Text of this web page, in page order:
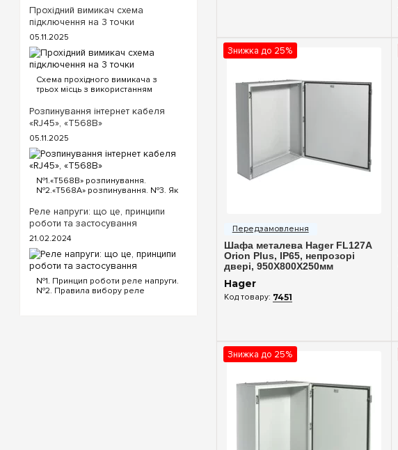
Знижка до 25%
Шафа металева Hager FL127A
Orion Plus, IP65, непрозорі
двері, 950X800X250мм
Hager
7451
Знижка до 25%
Прохідний вимикач схема
підключення на 3 точки
05.11.2025
Схема прохідного вимикача з
трьох місць з використанням
вимикача. Для реалізації схеми
прохідних вимикачів з трьох точок
будуть потрібні наступні вимикачі:
Два од...
Розпинування інтернет кабеля
«RJ45», «T568B»
05.11.2025
№1.«T568B» розпинування.
№2.«T568A» розпинування. №3. Як
«T568B» розпинування інтернет
кабелю Порядок проводів схеми
«T568B»: «T568B» 1...
Реле напруги: що це, принципи
роботи та застосування
21.02.2024
№1. Принцип роботи реле напруги.
№2. Правила вибору реле